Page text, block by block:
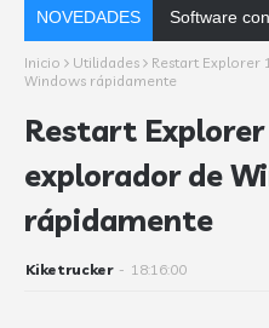
NOVEDADES Software
Inicio Utilidades
Restart Explorer
Windows rápidamente
Restart
explorador de
rápidamente
Kiketrucker - 18:16:00